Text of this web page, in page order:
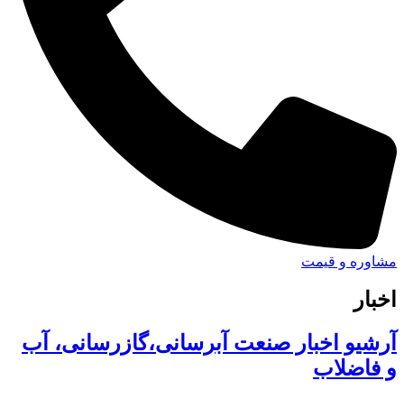
مشاوره و قیمت
اخبار
آرشیو اخبار صنعت آبرسانی،گازرسانی، آب
و فاضلاب